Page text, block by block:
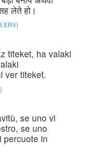
लेते हो।
ERV)
titeket, ha valaki
ver titeket.
se uno vi
se uno
percuote in